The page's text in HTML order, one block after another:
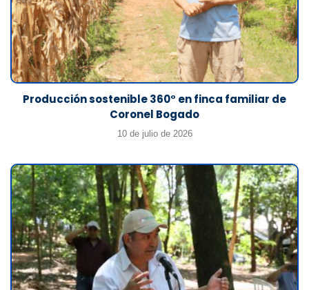
Producción sostenible 360° en finca familiar de
Coronel Bogado
10 de julio de 2026